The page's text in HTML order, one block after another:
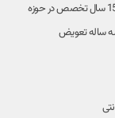
برسام یدک | وارد کننده تخصصی لوازم آفرود و آپشن بیش از 15 سال تخصص در حوزه
ساله تعویض